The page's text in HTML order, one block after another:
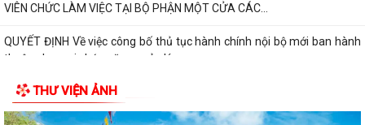
VIÊN CHỨC LÀM VIỆC TẠI BỘ PHẬN MỘT CỬA CÁC...
QUYẾT ĐỊNH Về việc công bố thủ tục hành chính nội bộ mới ban hành
thuộc phạm vi chức năng quản lý...
QUYẾT ĐỊNH Về việc công bố danh mục thủ tục hành chính được sửa
đổi, bổ sung, bị bãi bỏ thuộc phạm...
THƯ VIỆN ẢNH